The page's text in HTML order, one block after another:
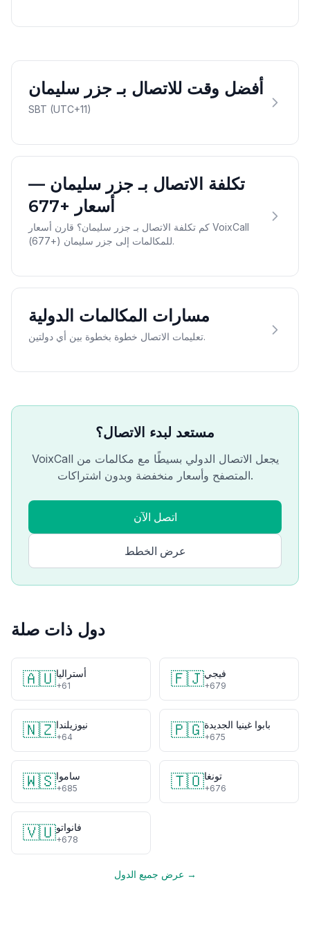
أفضل وقت للاتصال بـ جزر سليمان
SBT (UTC+11)
تكلفة الاتصال بـ جزر سليمان —
أسعار +677
كم تكلفة الاتصال بـ جزر سليمان؟ قارن أسعار VoixCall
للمكالمات إلى جزر سليمان (+677).
مسارات المكالمات الدولية
تعليمات الاتصال خطوة بخطوة بين أي دولتين.
مستعد لبدء الاتصال؟
VoixCall يجعل الاتصال الدولي بسيطًا مع مكالمات من
المتصفح وأسعار منخفضة وبدون اشتراكات.
اتصل الآن
عرض الخطط
دول ذات صلة
🇦🇺أستراليا
+61 🇫🇯فيجي
+679
🇳🇿نيوزيلندا
+64 🇵🇬بابوا غينيا الجديدة
+675
🇼🇸ساموا
+685 🇹🇴تونغا
+676
🇻🇺فانواتو
+678
عرض جميع الدول →